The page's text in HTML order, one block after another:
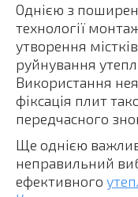
Однією з
технології
утворення
руйнування
Використання
фіксація плит
передчасного
Ще однією
неправильний
ефективного